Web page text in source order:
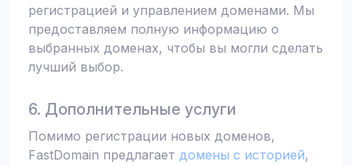
регистрацией и управлением доменами. Мы
предоставляем полную информацию о
выбранных доменах, чтобы вы могли сделать
лучший выбор.
6. Дополнительные услуги
Помимо регистрации новых доменов,
FastDomain предлагает домены с историей,